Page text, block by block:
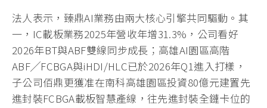
法人表示，臻鼎AI業務由兩大核心引擎共同驅動。其
一，IC載板業務2025年營收年增31.3%，公司看好
2026年BT與ABF雙線同步成長；高雄AI園區高階
ABF╱FCBGA與iHDI/HLC已於2026年Q1進入打樣，
子公司佰鼎更獲准在南科高雄園區投資80億元建置先
進封裝FCBGA載板智慧產線，往先進封裝全鏈卡位的